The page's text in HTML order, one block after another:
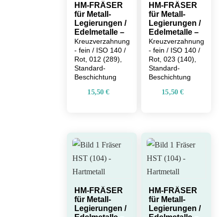
HM-FRÄSER
für Metall-
Legierungen /
Edelmetalle –
Kreuzverzahnung
- fein / ISO 140 /
Rot, 012 (289),
Standard-
Beschichtung
15,50€
HM-FRÄSER
für Metall-
Legierungen /
Edelmetalle –
Kreuzverzahnung
- fein / ISO 140 /
Rot, 023 (140),
Standard-
Beschichtung
15,50€
HM-FRÄSER
für Metall-
Legierungen /
HM-FRÄSER
für Metall-
Legierungen /